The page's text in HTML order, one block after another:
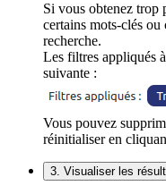
Si vous obtenez trop
certains mots-clés
recherche.
Les filtres appliqués
suivante :
Vous pouvez
réinitialiser en
3. Visualiser les